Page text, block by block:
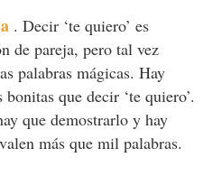
. Decir ‘te quiero’ es
de pareja, pero tal vez
palabras mágicas. Hay
que decir ‘te quiero’.
que demostrarlo y hay
más que mil palabras.